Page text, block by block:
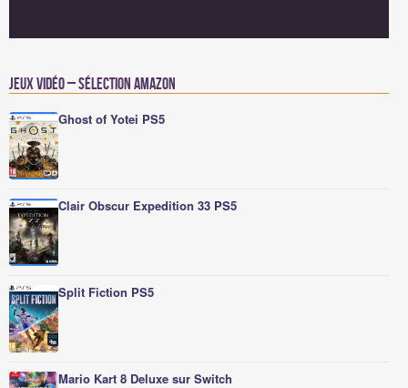
Jeux vidéo – Sélection Amazon
Ghost of Yotei PS5
Clair Obscur Expedition 33 PS5
Split Fiction PS5
Mario Kart 8 Deluxe sur Switch